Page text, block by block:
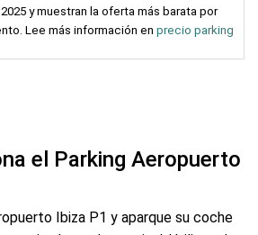
y muestran la oferta más barata por
Lee más información en precio parking
el Parking Aeropuerto
Ibiza P1 y aparque su coche